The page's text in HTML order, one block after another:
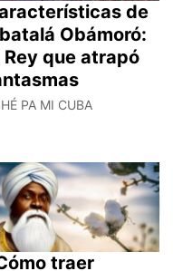
de
Obámoró:
Rey que atrapó
PA MI CUBA
traer